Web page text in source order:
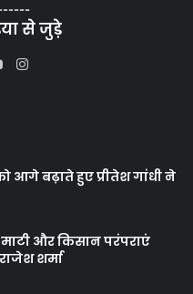
से जुड़े
Instagram
आगे बढ़ाते हुए प्रीतेश गांधी ने
और किसान परंपराएं
शर्मा